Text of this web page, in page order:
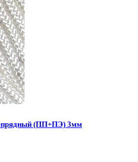
прядный (ПП+ПЭ) 3мм